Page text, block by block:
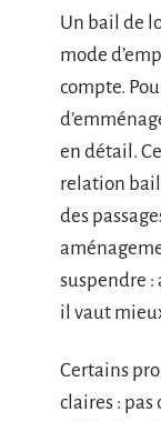
Un bail de
mode
compte.
en détail.
relation
des
suspendre :
il vaut
Certains
claires : pas